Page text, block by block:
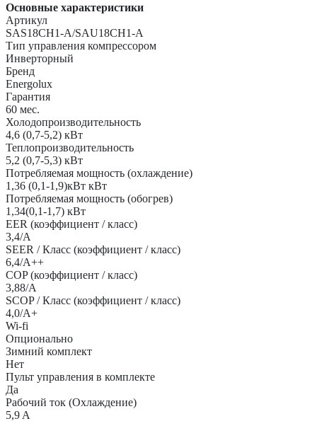
Energolux
“Серия
CHAMPERY"
SAS18CH1-
AI/SAU18CH1-
AI
Основные характеристики
Артикул
SAS18CH1-A/SAU18CH1-A
Тип управления компрессором
Инверторный
Бренд
Energolux
Гарантия
60 мес.
Холодопроизводительность
4,6 (0,7-5,2) кВт
Теплопроизводительность
5,2 (0,7-5,3) кВт
Потребляемая мощность (охлаждение)
1,36 (0,1-1,9)кВт кВт
Потребляемая мощность (обогрев)
1,34(0,1-1,7) кВт
EER (коэффициент / класс)
3,4/A
SEER / Класс (коэффициент / класс)
6,4/A++
COP (коэффициент / класс)
3,88/A
SCOP / Класс (коэффициент / класс)
4,0/A+
Wi-fi
Опционально
Зимний комплект
Нет
Пульт управления в комплекте
Да
Рабочий ток (Охлаждение)
5,9 A